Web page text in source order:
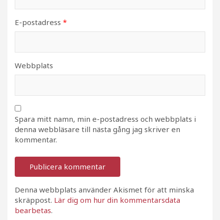
E-postadress *
Webbplats
Spara mitt namn, min e-postadress och webbplats i
denna webbläsare till nästa gång jag skriver en
kommentar.
Denna webbplats använder Akismet för att minska
skräppost. Lär dig om hur din kommentarsdata
bearbetas.